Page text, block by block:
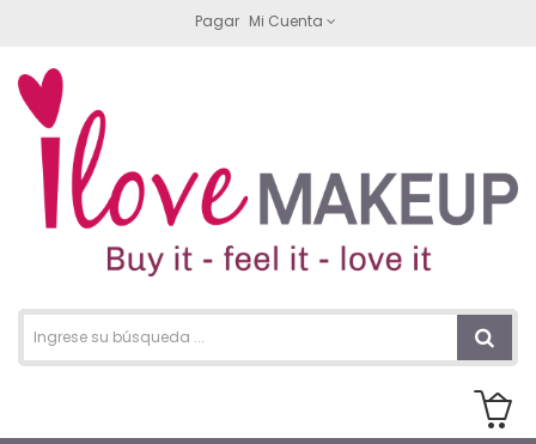
Pagar Mi Cuenta